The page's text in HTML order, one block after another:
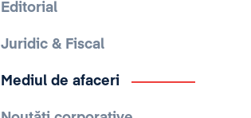
Editorial
Juridic & Fiscal
Mediul de afaceri